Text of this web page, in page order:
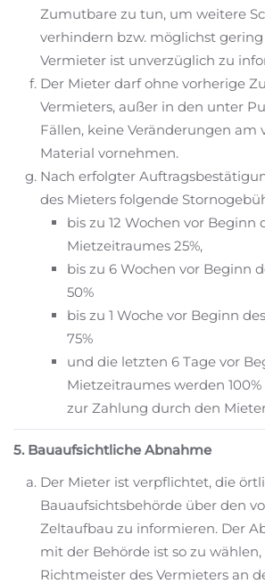
Zumutbare zu tun, um weitere
verhindern bzw. möglichst
Vermieter ist unverzüglich zu
Der Mieter darf ohne vorherige
Vermieters, außer in den unter
Fällen, keine Veränderungen am
Material vornehmen.
Nach erfolgter
des Mieters folgende
bis zu 12 Wochen vor Beginn
Mietzeitraumes 25%,
bis zu 6 Wochen vor Beginn
50%
bis zu 1 Woche vor Beginn
75%
und die letzten 6 Tage vor
Mietzeitraumes werden
zur Zahlung durch den
5. Bauaufsichtliche Abnahme
Der Mieter ist verpflichtet, die
Bauaufsichtsbehörde über den
Zeltaufbau zu informieren. Der
mit der Behörde ist so zu wählen,
Richtmeister des Vermieters an